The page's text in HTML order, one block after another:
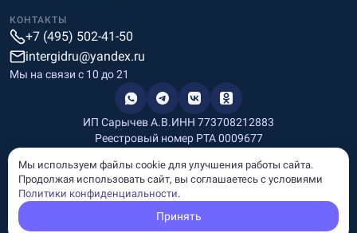
КОНТАКТЫ
+7 (495) 502-41-50
intergidru@yandex.ru
Мы на связи c 10 до 21
ИП Сарычев А.В.ИНН 773708212883
Реестровый номер РТА 0009677
Информация, размещённая на сайте, носит информационный
характер и не является рекламой и публичной офертой.
Мы используем файлы cookie для улучшения работы сайта.
Продолжая использовать сайт, вы соглашаетесь с условиями
Политики конфиденциальности.
Принять